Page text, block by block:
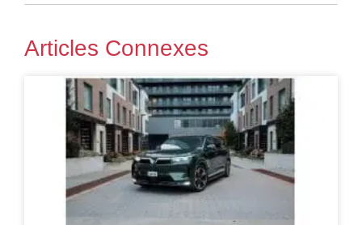
Articles Connexes